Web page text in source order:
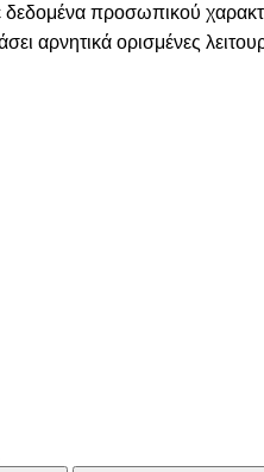
δεδομένα προσωπικού
αρνητικά ορισμένες